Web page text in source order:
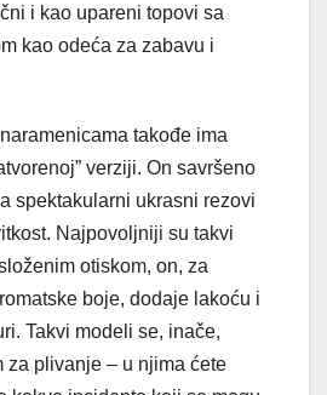
i kao upareni topovi sa
kao odeća za zabavu i
takođe ima
verziji. On savršeno
spektakularni ukrasni rezovi
Najpovoljniji su takvi
otiskom, on, za
boje, dodaje lakoću i
Takvi modeli se, inače,
za plivanje – u njima ćete